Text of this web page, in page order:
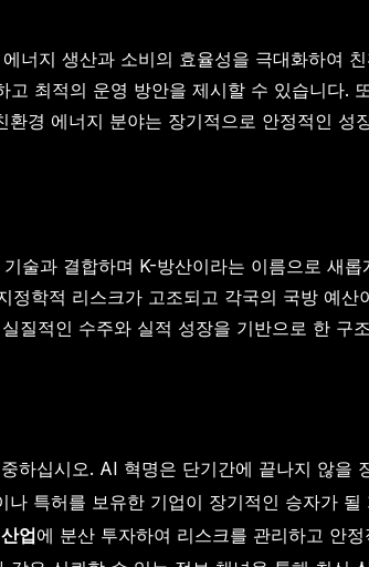
너지 생산과 소비의 효율성을 극대화하여
최적의 운영 방안을 제시할 수 있습니다.
경 에너지 분야는 장기적으로 안정적인 성
술과 결합하며 K-방산이라는 이름으로 새
학적 리스크가 고조되고 각국의 국방 예
질적인 수주와 실적 성장을 기반으로 한 구
하십시오. AI 혁명은 단기간에 끝나지 않을
특허를 보유한 기업이 장기적인 승자가 될
업에 분산 투자하여 리스크를 관리하고 안